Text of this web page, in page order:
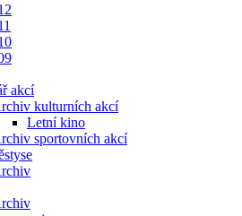
akcí
kulturních akcí
Letní kino
sportovních akcí